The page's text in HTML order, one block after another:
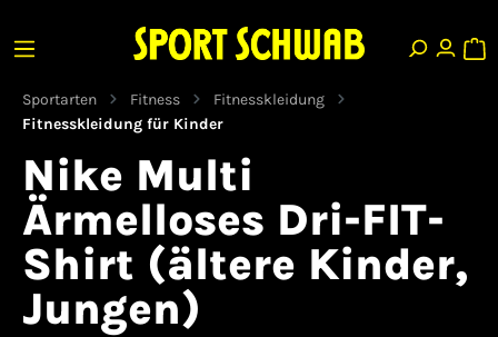
Sportarten Fitness
Fitnesskleidung
Fitnesskleidung für Kinder
Nike Multi
Ärmelloses Dri-FIT-
Shirt (ältere Kinder,
Jungen)